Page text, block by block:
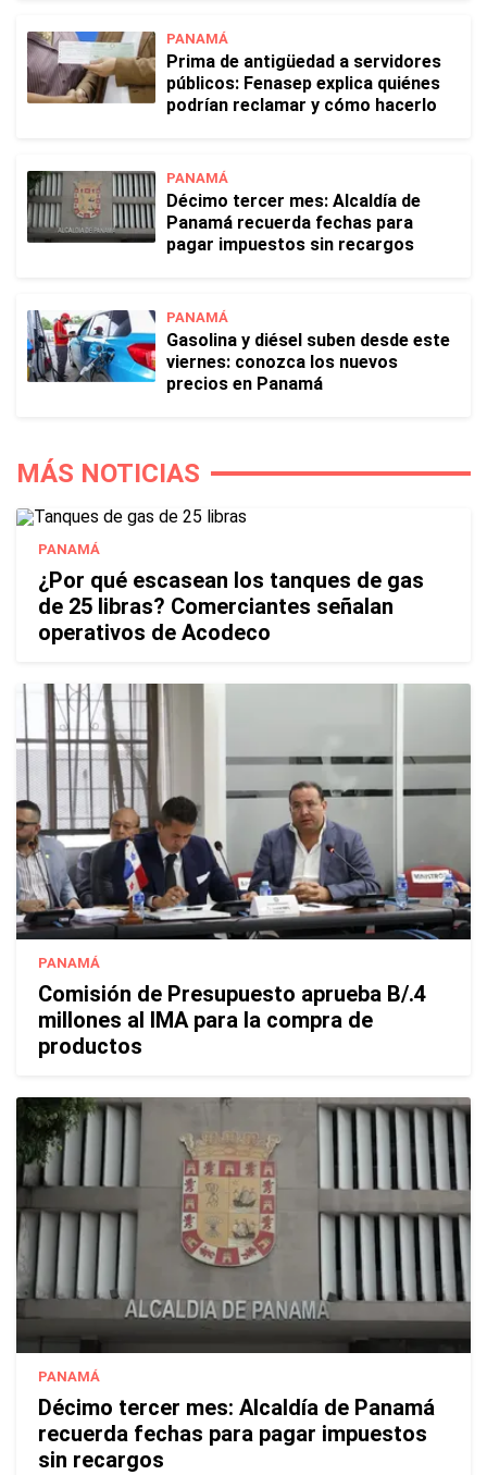
PANAMÁ
Prima de antigüedad a servidores
públicos: Fenasep explica quiénes
podrían reclamar y cómo hacerlo
PANAMÁ
Décimo tercer mes: Alcaldía de
Panamá recuerda fechas para
pagar impuestos sin recargos
PANAMÁ
Gasolina y diésel suben desde este
viernes: conozca los nuevos
precios en Panamá
MÁS NOTICIAS
PANAMÁ
¿Por qué escasean los tanques de gas
de 25 libras? Comerciantes señalan
operativos de Acodeco
PANAMÁ
Comisión de Presupuesto aprueba B/.4
millones al IMA para la compra de
productos
PANAMÁ
Décimo tercer mes: Alcaldía de Panamá
recuerda fechas para pagar impuestos
sin recargos